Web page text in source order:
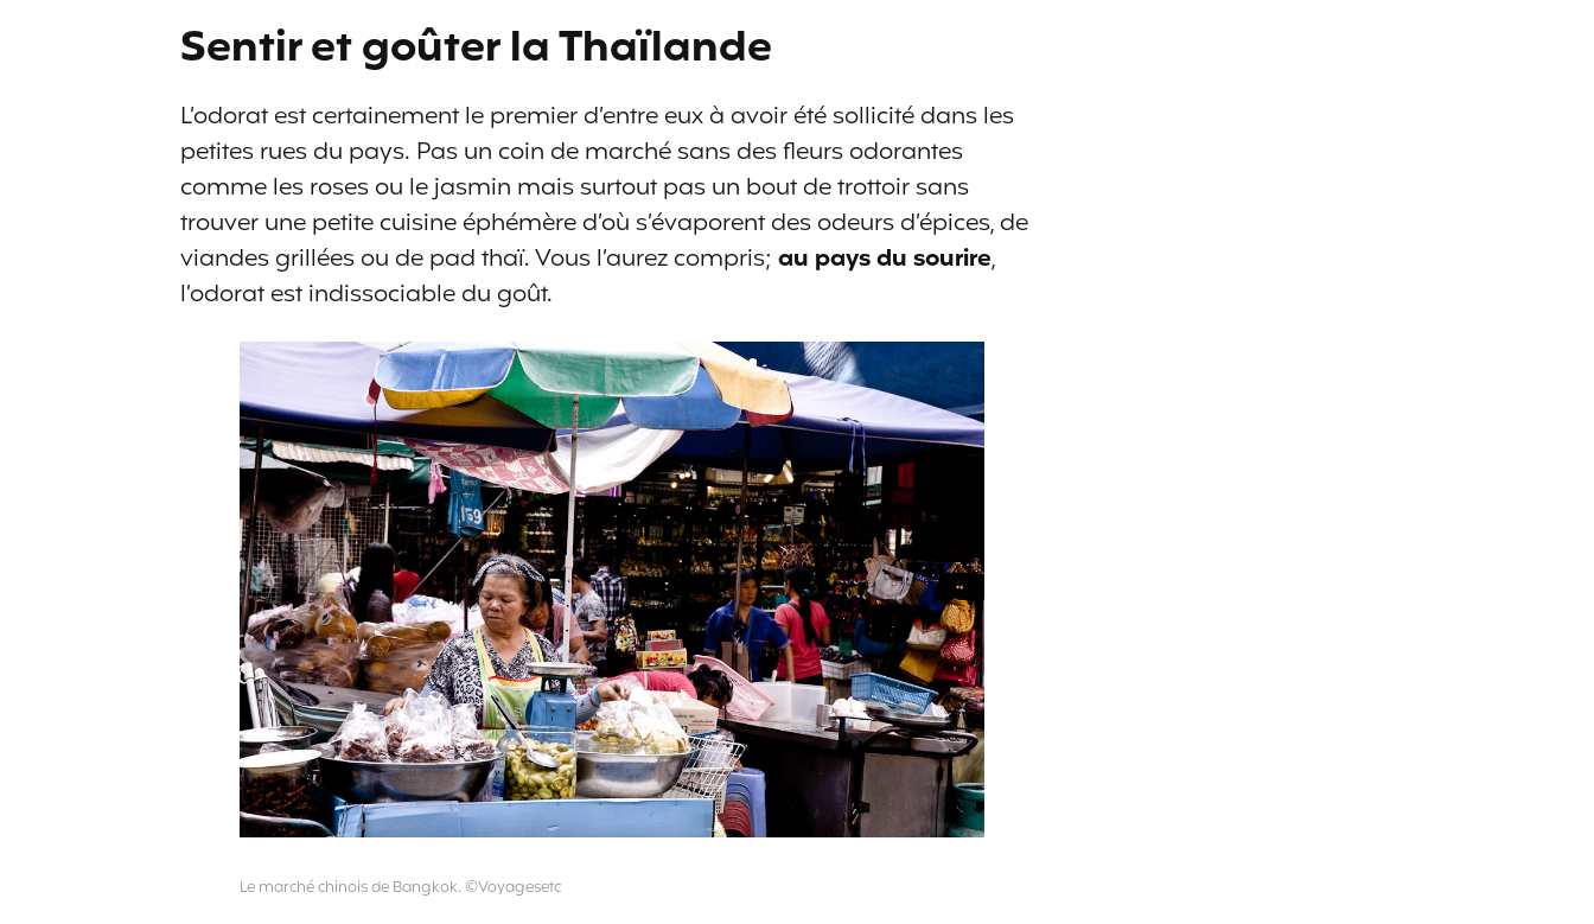
Sentir et goûter la Thaïlande
L’odorat est certainement le premier d’entre eux à avoir été sollicité dans les
petites rues du pays. Pas un coin de marché sans des fleurs odorantes
comme les roses ou le jasmin mais surtout pas un bout de trottoir sans
trouver une petite cuisine éphémère d’où s’évaporent des odeurs d’épices, de
viandes grillées ou de pad thaï. Vous l’aurez compris; au pays du sourire,
l’odorat est indissociable du goût.
Le marché chinois de Bangkok. ©Voyagesetc